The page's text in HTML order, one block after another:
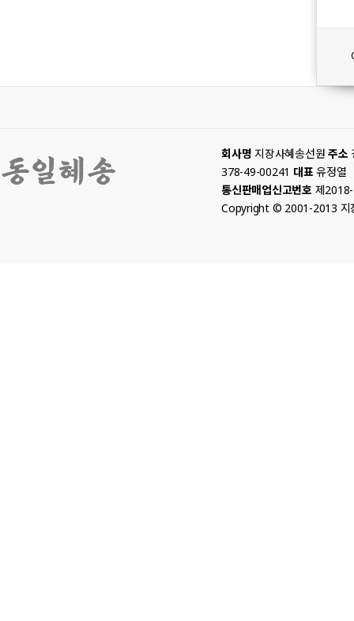
회사명 지장사혜송선원 주소
378-49-00241 대표 유정열
통신판매업신고번호 제
Copyright © 2001-2013 지